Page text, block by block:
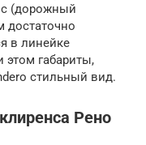
(дорожный
достаточно
в линейке
этом габариты,
стильный вид.
Рено